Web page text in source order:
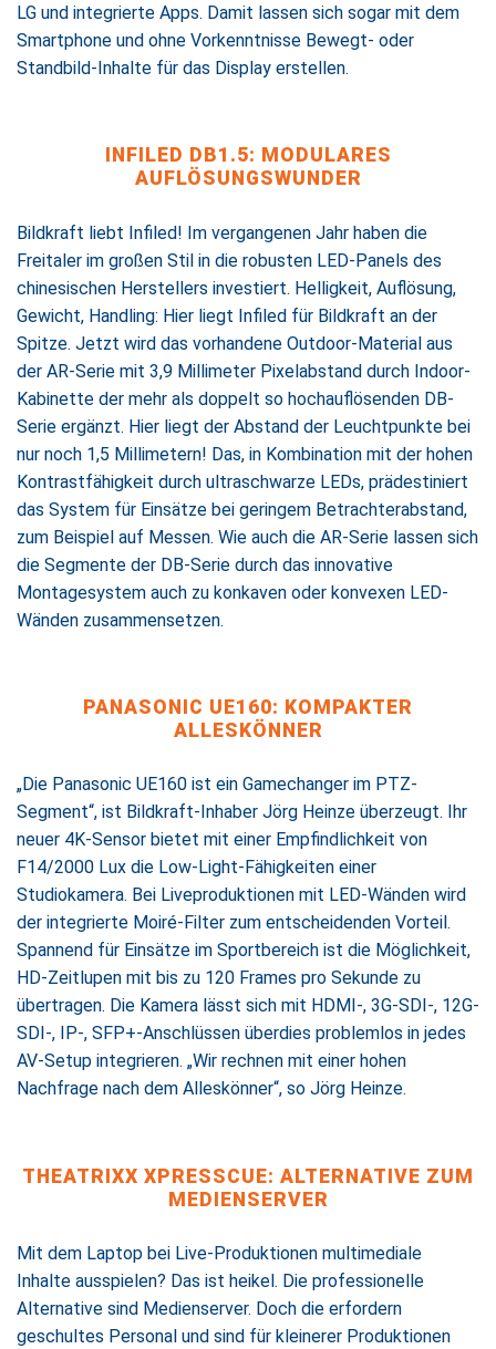
LG und integrierte Apps. Damit lassen sich sogar mit dem
Smartphone und ohne Vorkenntnisse Bewegt- oder
Standbild-Inhalte für das Display erstellen.
INFILED DB1.5: MODULARES
AUFLÖSUNGSWUNDER
Bildkraft liebt Infiled! Im vergangenen Jahr haben die
Freitaler im großen Stil in die robusten LED-Panels des
chinesischen Herstellers investiert. Helligkeit, Auflösung,
Gewicht, Handling: Hier liegt Infiled für Bildkraft an der
Spitze. Jetzt wird das vorhandene Outdoor-Material aus
der AR-Serie mit 3,9 Millimeter Pixelabstand durch Indoor-
Kabinette der mehr als doppelt so hochauflösenden DB-
Serie ergänzt. Hier liegt der Abstand der Leuchtpunkte bei
nur noch 1,5 Millimetern! Das, in Kombination mit der hohen
Kontrastfähigkeit durch ultraschwarze LEDs, prädestiniert
das System für Einsätze bei geringem Betrachterabstand,
zum Beispiel auf Messen. Wie auch die AR-Serie lassen sich
die Segmente der DB-Serie durch das innovative
Montagesystem auch zu konkaven oder konvexen LED-
Wänden zusammensetzen.
PANASONIC UE160: KOMPAKTER
ALLESKÖNNER
„Die Panasonic UE160 ist ein Gamechanger im PTZ-
Segment“, ist Bildkraft-Inhaber Jörg Heinze überzeugt. Ihr
neuer 4K-Sensor bietet mit einer Empfindlichkeit von
F14/2000 Lux die Low-Light-Fähigkeiten einer
Studiokamera. Bei Liveproduktionen mit LED-Wänden wird
der integrierte Moiré-Filter zum entscheidenden Vorteil.
Spannend für Einsätze im Sportbereich ist die Möglichkeit,
HD-Zeitlupen mit bis zu 120 Frames pro Sekunde zu
übertragen. Die Kamera lässt sich mit HDMI-, 3G-SDI-, 12G-
SDI-, IP-, SFP+-Anschlüssen überdies problemlos in jedes
AV-Setup integrieren. „Wir rechnen mit einer hohen
Nachfrage nach dem Alleskönner“, so Jörg Heinze.
THEATRIXX XPRESSCUE: ALTERNATIVE ZUM
MEDIENSERVER
Mit dem Laptop bei Live-Produktionen multimediale
Inhalte ausspielen? Das ist heikel. Die professionelle
Alternative sind Medienserver. Doch die erfordern
geschultes Personal und sind für kleinerer Produktionen